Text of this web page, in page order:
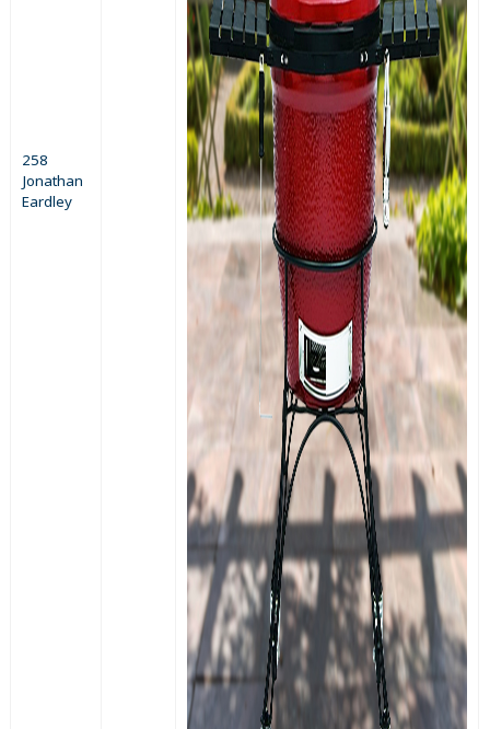
258
Jonathan
Eardley